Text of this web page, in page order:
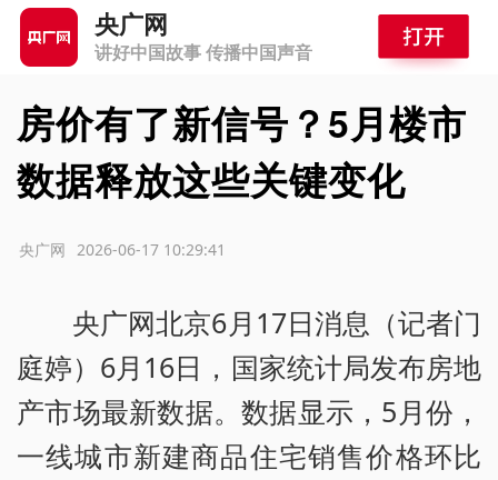
央广网
讲好中国故事 传播中国声音
房价有了新信号？5月楼市
数据释放这些关键变化
2026-06-17 10:29:41
央广网
央广网北京6月17日消息（记者门
庭婷）6月16日，国家统计局发布房地
产市场最新数据。数据显示，5月份，
一线城市新建商品住宅销售价格环比